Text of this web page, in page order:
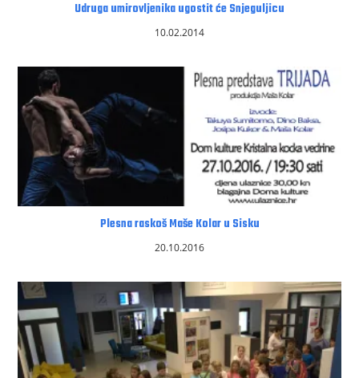
Udruga umirovljenika ugostit će Snjeguljicu
10.02.2014
Plesna raskoš Maše Kolar u Sisku
20.10.2016